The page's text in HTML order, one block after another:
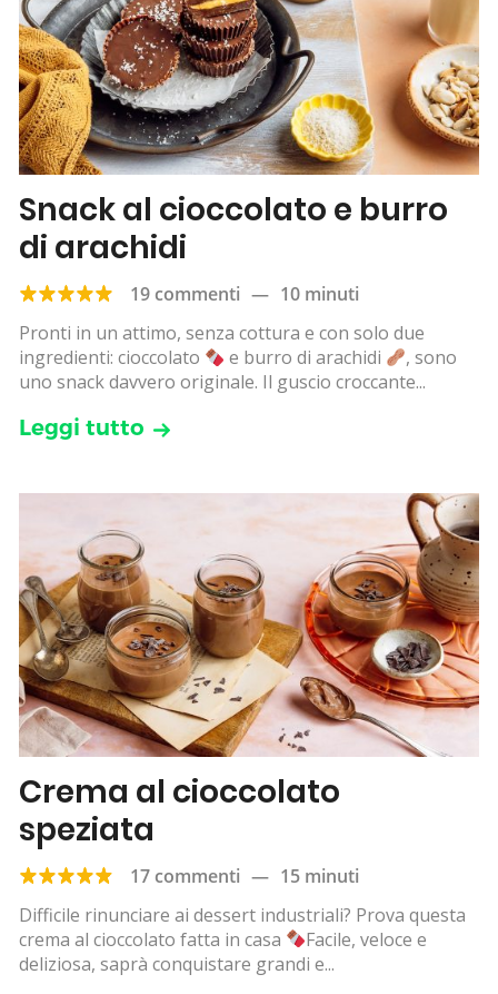
Snack al cioccolato e burro
di arachidi
19 commenti — 10 minuti
Pronti in un attimo, senza cottura e con solo due
ingredienti: cioccolato
e burro di arachidi
, sono
uno snack davvero originale. Il guscio croccante...
Leggi tutto
Crema al cioccolato
speziata
17 commenti — 15 minuti
Difficile rinunciare ai dessert industriali? Prova questa
crema al cioccolato fatta in casa
Facile, veloce e
deliziosa, saprà conquistare grandi e...